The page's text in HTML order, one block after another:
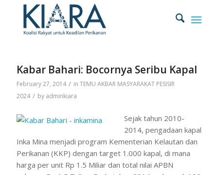
Kabar Bahari: Bocornya Seribu Kapal
February 27, 2014 / in TEMU AKBAR MASYARAKAT PESISIR
2024 / by adminkiara
Sejak tahun 2010-
2014, pengadaan kapal
Inka Mina menjadi program Kementerian Kelautan dan
Perikanan (KKP) dengan target 1.000 kapal, di mana
harga per unit Rp 1.5 Miliar dan total nilai APBN